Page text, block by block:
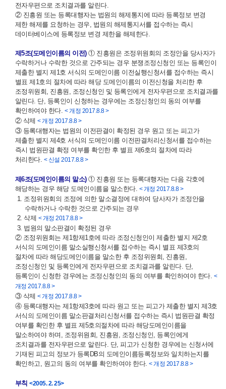
전자우편으로 조치결과를 알린다.
② 진흥원 또는 등록대행자는 법원의 해제통지에 따라 등록정보 변경
제한 해제를 요청하는 경우, 법원의 해제통지서를 접수하는 즉시
데이터베이스에 등록정보 변경 제한을 해제한다.
제5조(도메인이름의 이전) ① 진흥원은 조정위원회의 조정안을 당사자가
수락하거나 수락한 것으로 간주되는 경우 분쟁조정신청인 또는 등록인이
제출한 별지 제1호 서식의 도메인이름 이전실행신청서를 접수하는 즉시
별표 제1호의 절차에 따라 해당 도메인이름의 이전신청을 처리한 후
조정위원회, 진흥원, 조정신청인 및 등록인에게 전자우편으로 조치결과를
알린다. 단, 등록인이 신청하는 경우에는 조정신청인의 동의 여부를
확인하여야 한다. < 개정 2017.8.8 >
② 삭제< 개정 2017.8.8 >
③ 등록대행자는 법원의 이전판결이 확정된 경우 원고 또는 피고가
제출한 별지 제4호 서식의 도메인이름 이전판결처리신청서를 접수하는
즉시 법원판결 확정 여부를 확인한 후 별표 제6호의 절차에 따라
처리한다. < 신설 2017.8.8 >
제6조(도메인이름의 말소) ① 진흥원 또는 등록대행자는 다음 각호에
해당하는 경우 해당 도메인이름을 말소한다. < 개정 2017.8.8 >
1. 조정위원회의 조정에 의한 말소결정에 대하여 당사자가 조정안을
수락하거나 수락한 것으로 간주되는 경우
2. 삭제 < 개정 2017.8.8 >
3. 법원의 말소판결이 확정된 경우
② 조정위원회는 제1항제1호에 따라 조정신청인이 제출한 별지 제2호
서식의 도메인이름 말소실행신청서를 접수하는 즉시 별표 제3호의
절차에 따라 해당도메인이름을 말소한 후 조정위원회, 진흥원,
조정신청인 및 등록인에게 전자우편으로 조치결과를 알린다. 단,
등록인이 신청한 경우에는 조정신청인의 동의 여부를 확인하여야 한다. <
개정 2017.8.8 >
③ 삭제< 개정 2017.8.8 >
④ 등록대행자는 제1항제3호에 따라 원고 또는 피고가 제출한 별지 제3호
서식의 도메인이름 말소판결처리신청서를 접수하는 즉시 법원판결 확정
여부를 확인한 후 별표 제5호의절차에 따라 해당도메인이름을
말소하여야 하며, 조정위원회, 진흥원, 조정신청인, 등록인에게
조치결과를 전자우편으로 알린다. 단, 피고가 신청한 경우에는 신청서에
기재된 피고의 정보가 등록DB의 도메인이름등록정보와 일치하는지를
확인하고, 원고의 동의 여부를 확인하여야 한다.< 개정 2017.8.8 >
부칙<2005. 2. 25>